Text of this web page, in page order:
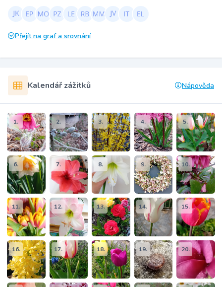
Přejít na graf a srovnání
Kalendář zážitků Nápověda
1. 2. 3. 4. 5.
6. 7. 8. 9. 10.
11. 12. 13. 14. 15.
16. 17. 18. 19. 20.